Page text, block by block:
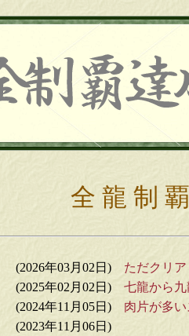
全 龍 制
(2026年03月02日) ただクリ
(2025年02月02日) 七龍から
(2024年11月05日) 肉片が多
(2023年11月06日)